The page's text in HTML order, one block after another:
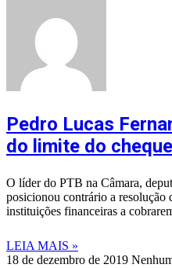
Pedro Lucas
do limite do
O líder do PTB na Câmara,
posicionou contrário a resolução
instituições financeiras a
LEIA MAIS »
18 de dezembro de 2019